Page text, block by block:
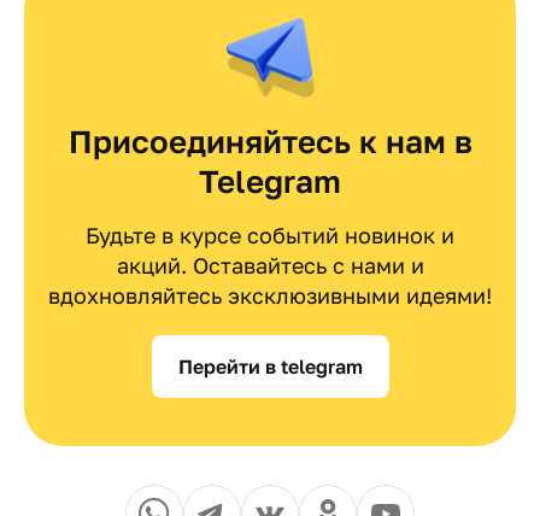
Присоединяйтесь к нам в
Telegram
Будьте в курсе событий новинок и
акций. Оставайтесь с нами и
вдохновляйтесь эксклюзивными идеями!
Перейти в telegram